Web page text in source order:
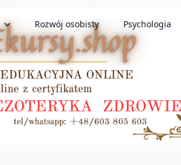
Rozwój osobisty Psychologia